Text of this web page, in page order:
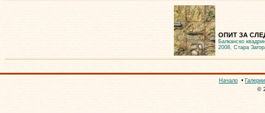
ОПИТ ЗА
Балканско
2008, Стара
Начало • Галерии
©